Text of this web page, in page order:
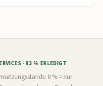
· 93 % ERLEDIGT
0 % = nur